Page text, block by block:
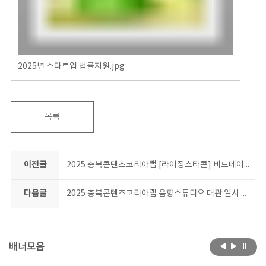
2025년 스타트업 법률지원.jpg
목록
이전글 2025 충북콘텐츠코리아랩 [라이징스타콘] 비트메이킹 비기너 과정 합격자 안내
다음글 2025 충북콘텐츠코리아랩 음향스튜디오 대관 일시 중단 안내
배너모음